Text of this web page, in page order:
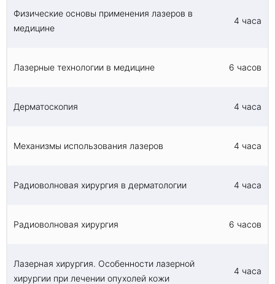
Физические основы применения лазеров в
медицине
4 часа
Лазерные технологии в медицине 6 часов
Дерматоскопия 4 часа
Механизмы использования лазеров 4 часа
Радиоволновая хирургия в дерматологии 4 часа
Радиоволновая хирургия 6 часов
Лазерная хирургия. Особенности лазерной
хирургии при лечении опухолей кожи
4 часа